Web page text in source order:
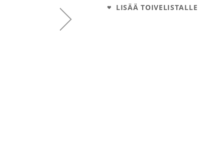
LISÄÄ TOIVELISTALLE